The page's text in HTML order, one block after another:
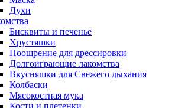
Духи
Бисквиты и печенье
Хрустяшки
Поощрение для дрессировки
Долгоиграющие лакомства
Вкусняшки для Свежего дыхания
Колбаски
Мясокостная мука
Кости и плетенки